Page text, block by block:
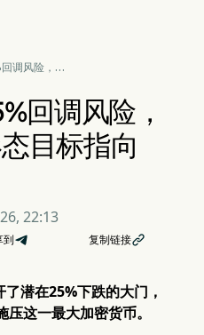
调风险，扩
回调风险，
目标指向
22:13
到 复制链接
潜在25%下跌的大门，
这一最大加密货币。